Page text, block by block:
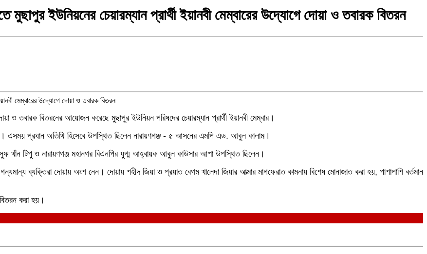
মুছাপুর ইউনিয়নের চেয়ারম্যান প্রার্থী ইয়ানবী মেম্বারের উদ্যোগে দোয়া ও তবারক বিতরন
ও তবারক বিতরনের আয়োজন করেছে মুছাপুর ইউনিয়ন পরিষদের চেয়ারম্যান প্রার্থী ইয়ানবী মেম্বার।
এসময় প্রধান অতিথি হিসেবে উপস্থিত ছিলেন নারায়ণগঞ্জ - ৫ আসনের এমপি এড. আবুল কালাম।
খাঁন টিপু ও নারায়ণগঞ্জ মহানগর বিএনপির যুগ্ম আহ্বায়ক আবুল কাউসার আশা উপস্থিত ছিলেন।
ব্যক্তিরা দোয়ায় অংশ নেন। দোয়ায় শহীদ জিয়া ও প্রয়াত বেগম খালেদা জিয়ার আত্মার মাগফেরাত কামনায় বিশেষ মোনাজাত করা হয়, পাশাপাশি বর্তমান
করা হয়।